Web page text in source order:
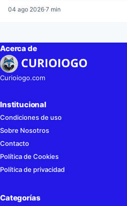
04 ago 2026·7 min
Acerca de
Curioiogo.com
Institucional
Condiciones de uso
Sobre Nosotros
Contacto
Política de Cookies
Política de privacidad
Categorías